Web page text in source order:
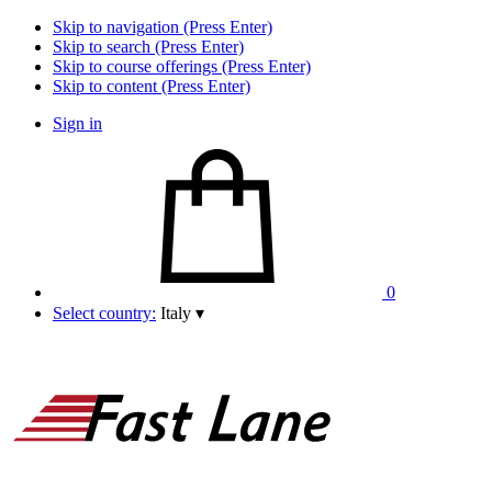
Skip to navigation (Press Enter)
Skip to search (Press Enter)
Skip to course offerings (Press Enter)
Skip to content (Press Enter)
Sign in
0
Select country: Italy ▾